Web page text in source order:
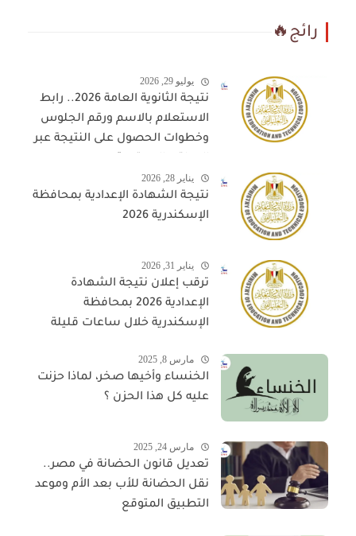
رائج🔥
يوليو 29, 2026
نتيجة الثانوية العامة 2026.. رابط
الاستعلام بالاسم ورقم الجلوس
وخطوات الحصول على النتيجة عبر
يناير 28, 2026
نتيجة الشهادة الإعدادية بمحافظة
الإسكندرية 2026
يناير 31, 2026
ترقب إعلان نتيجة الشهادة
الإعدادية 2026 بمحافظة
الإسكندرية خلال ساعات قليلة
مارس 8, 2025
الخنساء وأخيها صخر، لماذا حزنت
عليه كل هذا الحزن ؟
مارس 24, 2025
تعديل قانون الحضانة في مصر..
نقل الحضانة للأب بعد الأم وموعد
التطبيق المتوقع